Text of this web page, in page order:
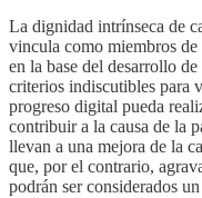
La dignidad intrínseca de
vincula como miembros
en la base del desarrollo
criterios indiscutibles para
progreso digital pueda
contribuir a la causa de la
llevan a una mejora de la
que, por el contrario,
podrán ser considerados